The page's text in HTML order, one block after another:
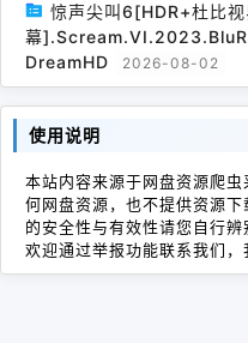
惊声尖叫6[HDR+杜比
幕
DreamHD
2026-08-02
使用说明
本站内容来源于网盘资源爬
何网盘资源，也不提供资源
的安全性与有效性请您自行辨
欢迎通过举报功能联系我们，